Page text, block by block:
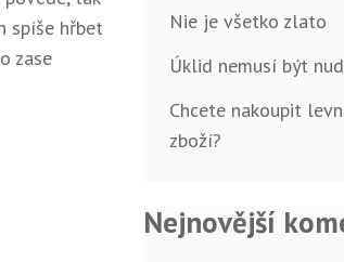
spíše hřbet
zase
Nie je všetko zlato
Úklid nemusí být
Chcete nakoupit
zboží?
Nejnovější